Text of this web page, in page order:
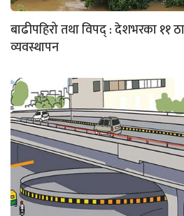
बाढीपहिरो तथा विपद् : देशभरका ११
व्यवस्थापन